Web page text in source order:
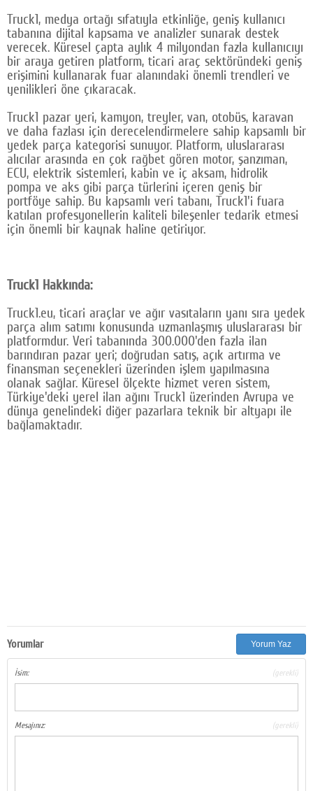
Truck1, medya ortağı sıfatıyla etkinliğe, geniş kullanıcı
tabanına dijital kapsama ve analizler sunarak destek
verecek. Küresel çapta aylık 4 milyondan fazla kullanıcıyı
bir araya getiren platform, ticari araç sektöründeki geniş
erişimini kullanarak fuar alanındaki önemli trendleri ve
yenilikleri öne çıkaracak.
Truck1 pazar yeri, kamyon, treyler, van, otobüs, karavan
ve daha fazlası için derecelendirmelere sahip kapsamlı bir
yedek parça kategorisi sunuyor. Platform, uluslararası
alıcılar arasında en çok rağbet gören motor, şanzıman,
ECU, elektrik sistemleri, kabin ve iç aksam, hidrolik
pompa ve aks gibi parça türlerini içeren geniş bir
portföye sahip. Bu kapsamlı veri tabanı, Truck1'i fuara
katılan profesyonellerin kaliteli bileşenler tedarik etmesi
için önemli bir kaynak haline getiriyor.
Truck1 Hakkında:
Truck1.eu, ticari araçlar ve ağır vasıtaların yanı sıra yedek
parça alım satımı konusunda uzmanlaşmış uluslararası bir
platformdur. Veri tabanında 300.000'den fazla ilan
barındıran pazar yeri; doğrudan satış, açık artırma ve
finansman seçenekleri üzerinden işlem yapılmasına
olanak sağlar. Küresel ölçekte hizmet veren sistem,
Türkiye'deki yerel ilan ağını Truck1 üzerinden Avrupa ve
dünya genelindeki diğer pazarlara teknik bir altyapı ile
bağlamaktadır.
Yorumlar Yorum Yaz
İsim: (gerekli)
Mesajınız: (gerekli)